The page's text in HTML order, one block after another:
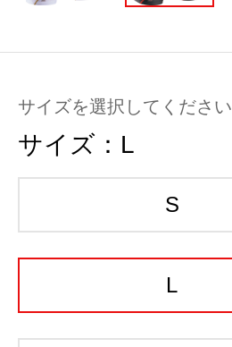
サイズを選択してください
サイズ： L
S
L